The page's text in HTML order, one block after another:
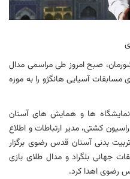
صبح امروز طی مراسمی مدال
مسابقات آسیایی هانگژو را به موزه
ها و همایش های آستان
کشتی، مدیر ارتباطات و اطلاع
بدنی آستان قدس رضوی برگزار
جهانی بلگراد و مدال طلای بازی
رضوی اهدا کرد.